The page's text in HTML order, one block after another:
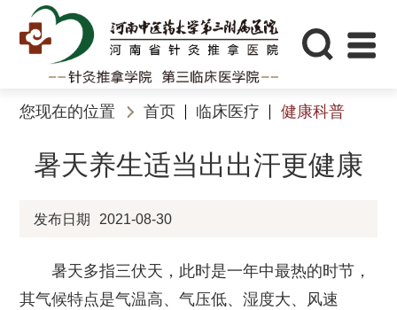
您现在的位置 首页 临床医疗 健康科普
暑天养生适当出出汗更健康
发布日期 2021-08-30
暑天多指三伏天，此时是一年中最热的时节，
其气候特点是气温高、气压低、湿度大、风速